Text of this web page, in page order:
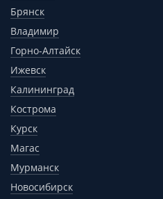
Брянск
Владимир
Горно-Алтайск
Ижевск
Калининград
Кострома
Курск
Магас
Мурманск
Новосибирск